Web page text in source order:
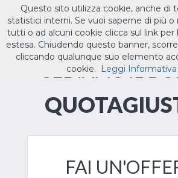
ILTUO.IT
CEDIAMO IL
FAI
Questo sito utilizza cookie, anche di
statistici interni. Se vuoi saperne di più o
tutti o ad alcuni cookie clicca sul link
estesa. Chiudendo questo banner,
cliccando qualunque suo elemento
cookie.
Leggi Informativa